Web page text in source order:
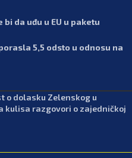
da uđu u EU u paketu
5,5 odsto u odnosu na
o dolasku Zelenskog u
kulisa razgovori o zajedničkoj